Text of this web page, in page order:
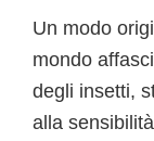
Un modo
mondo
degli insetti,
alla